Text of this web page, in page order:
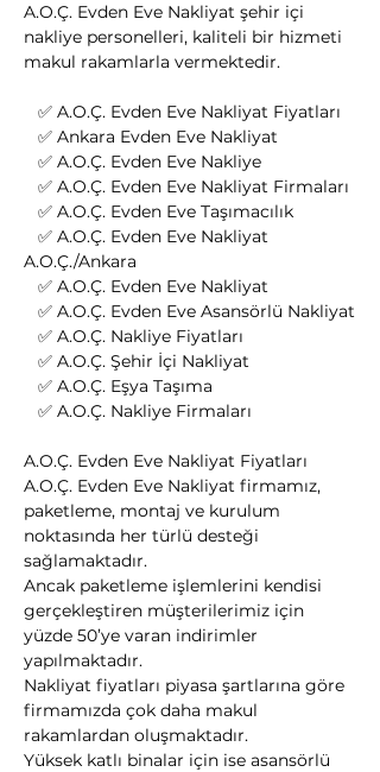
A.O.Ç. Evden Eve Nakliyat şehir içi
nakliye personelleri, kaliteli bir hizmeti
makul rakamlarla vermektedir.
   ✅ A.O.Ç. Evden Eve Nakliyat Fiyatları
   ✅ Ankara Evden Eve Nakliyat
   ✅ A.O.Ç. Evden Eve Nakliye
   ✅ A.O.Ç. Evden Eve Nakliyat Firmaları
   ✅ A.O.Ç. Evden Eve Taşımacılık
A.O.Ç./Ankara
   ✅ A.O.Ç. Evden Eve Nakliyat
   ✅ A.O.Ç. Evden Eve Asansörlü Nakliyat
   ✅ A.O.Ç. Nakliye Fiyatları
   ✅ A.O.Ç. Şehir İçi Nakliyat
   ✅ A.O.Ç. Eşya Taşıma
   ✅ A.O.Ç. Nakliye Firmaları
A.O.Ç. Evden Eve Nakliyat Fiyatları
A.O.Ç. Evden Eve Nakliyat firmamız,
paketleme, montaj ve kurulum
noktasında her türlü desteği
sağlamaktadır.
Ancak paketleme işlemlerini kendisi
gerçekleştiren müşterilerimiz için
yüzde 50’ye varan indirimler
yapılmaktadır.
Nakliyat fiyatları piyasa şartlarına göre
firmamızda çok daha makul
rakamlardan oluşmaktadır.
Yüksek katlı binalar için ise asansörlü